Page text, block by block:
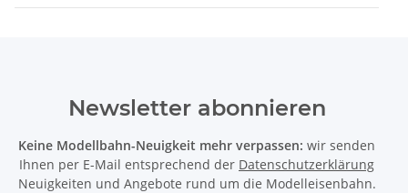
Newsletter abonnieren
Keine Modellbahn-Neuigkeit mehr verpassen: wir senden
Ihnen per E-Mail entsprechend der Datenschutzerklärung
Neuigkeiten und Angebote rund um die Modelleisenbahn.